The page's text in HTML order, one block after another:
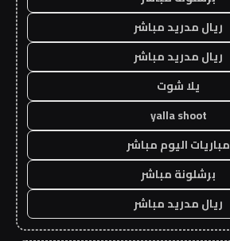
ريال مدريد مباشر
ريال مدريد مباشر
يلا شوت
yalla shoot
مباريات اليوم مباشر
برشلونة مباشر
ريال مدريد مباشر